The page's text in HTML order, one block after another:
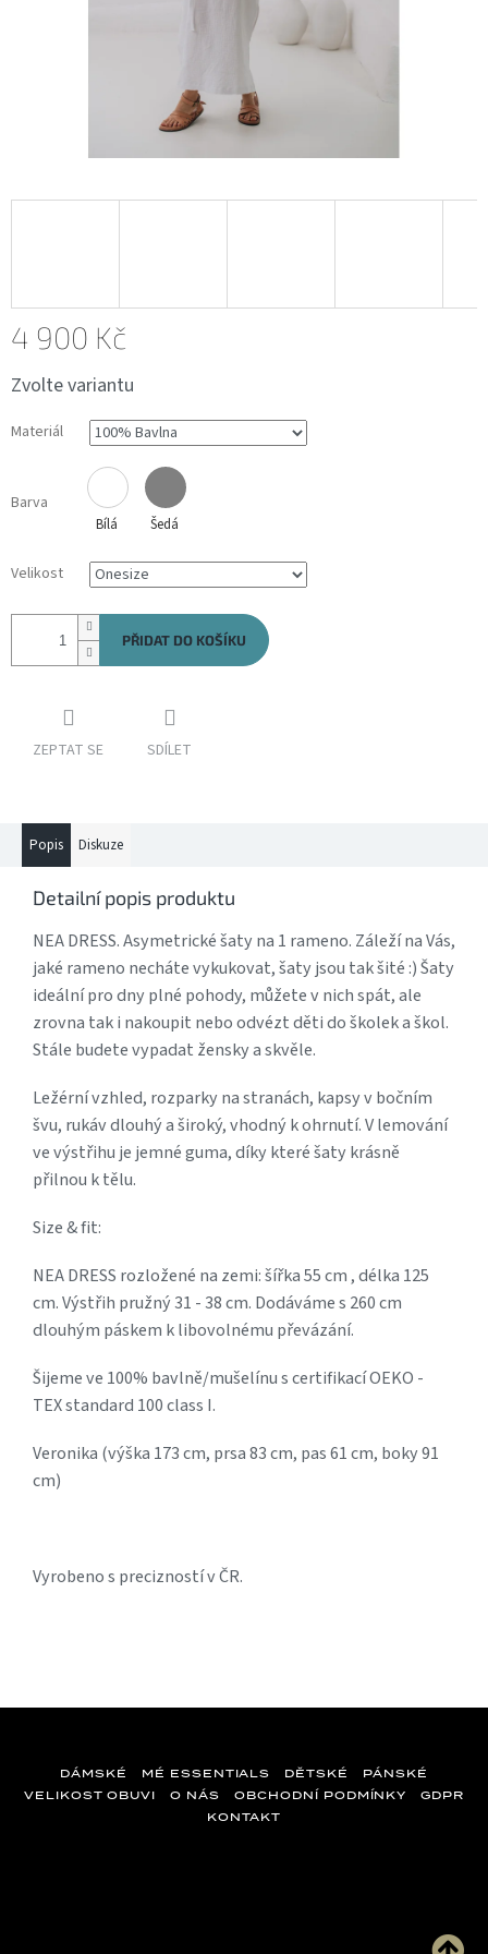
4 900 Kč
cena:
Zvolte variantu
Materiál
Barva
Bílá Šedá
Velikost
PŘIDAT DO KOŠÍKU
ZEPTAT SE SDÍLET
Popis Diskuze
Detailní popis produktu
NEA DRESS. Asymetrické šaty na 1 rameno. Záleží na Vás,
jaké rameno necháte vykukovat, šaty jsou tak šité :) Šaty
ideální pro dny plné pohody, můžete v nich spát, ale
zrovna tak i nakoupit nebo odvézt děti do školek a škol.
Stále budete vypadat žensky a skvěle.
Ležérní vzhled, rozparky na stranách, kapsy v bočním
švu, rukáv dlouhý a široký, vhodný k ohrnutí. V lemování
ve výstřihu je jemné guma, díky které šaty krásně
přilnou k tělu.
Size & fit:
NEA DRESS rozložené na zemi: šířka 55 cm , délka 125
cm. Výstřih pružný 31 - 38 cm. Dodáváme s 260 cm
dlouhým páskem k libovolnému převázání.
Šijeme ve 100% bavlně/mušelínu s certifikací OEKO -
TEX standard 100 class I.
Veronika (výška 173 cm, prsa 83 cm, pas 61 cm, boky 91
cm)
Vyrobeno s precizností v ČR.
DÁMSKÉ MÉ ESSENTIALS DĚTSKÉ
PÁNSKÉ
VELIKOST OBUVI
O NÁS OBCHODNÍ PODMÍNKY
GDPR
KONTAKT